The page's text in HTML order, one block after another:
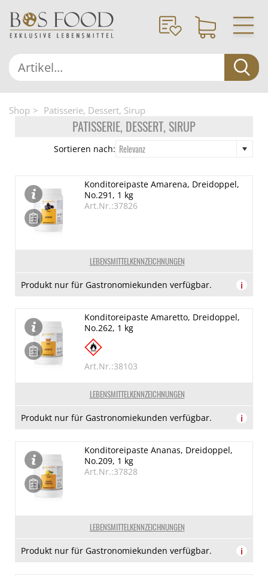
Shop Patisserie, Dessert, Sirup
PATISSERIE, DESSERT, SIRUP
Sortieren nach: Relevanz
LEBENSMITTELKENNZEICHNUNGEN
Konditoreipaste Amarena, Dreidoppel,
No.291, 1 kg
Art.Nr.:37826
Produkt nur für Gastronomiekunden verfügbar. i
LEBENSMITTELKENNZEICHNUNGEN
Konditoreipaste Amaretto, Dreidoppel,
No.262, 1 kg
Art.Nr.:38103
Produkt nur für Gastronomiekunden verfügbar. i
LEBENSMITTELKENNZEICHNUNGEN
Konditoreipaste Ananas, Dreidoppel,
No.209, 1 kg
Art.Nr.:37828
Produkt nur für Gastronomiekunden verfügbar. i